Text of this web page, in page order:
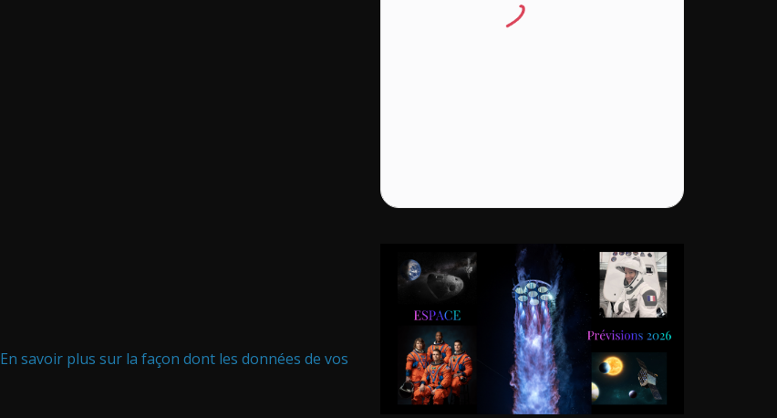
En savoir plus sur la façon dont les données de vos